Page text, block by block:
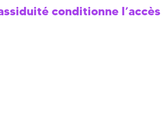
conditionne